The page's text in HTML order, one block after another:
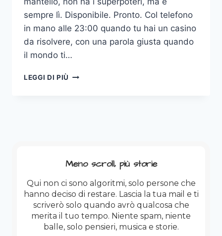
sempre lì. Disponibile. Pronto. Col telefono
in mano alle 23:00 quando tu hai un casino
da risolvere, con una parola giusta quando
il mondo ti…
LEGGI DI PIÙ
IL
RAGAZZO
TI
RENDE
AUTOMATICAMENTE
UNO
Meno scroll, più storie
Qui non ci sono algoritmi, solo persone che
hanno deciso di restare. Lascia la tua mail e ti
scriverò solo quando avrò qualcosa che
merita il tuo tempo. Niente spam, niente
balle, solo pensieri, musica e storie.